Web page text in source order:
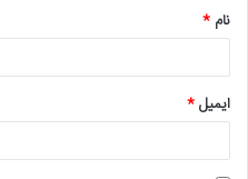
نام *
ایمیل*